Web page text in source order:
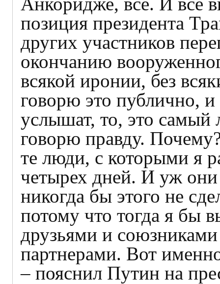
позиция президента
других участников
окончанию
всякой иронии, без
говорю это публично,
услышат, то, это самый
говорю правду.
те люди, с которыми я
четырех дней. И уж
никогда бы этого не
потому что тогда я бы
друзьями и
партнерами. Вот
– пояснил Путин на